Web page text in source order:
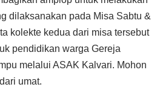
dilaksanakan pada Misa Sabtu &
kolekte kedua dari misa tersebut
pendidikan warga Gereja
melalui ASAK Kalvari. Mohon
umat.